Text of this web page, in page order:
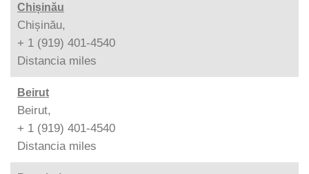
Chișinău
Chișinău,
+ 1 (919) 401-4540
Distancia miles
Beirut
Beirut,
+ 1 (919) 401-4540
Distancia miles